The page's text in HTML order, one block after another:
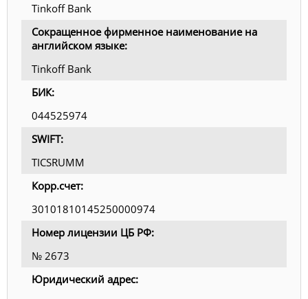
Tinkoff Bank
Сокращенное фирменное наименование на
английском языке:
Tinkoff Bank
БИК:
044525974
SWIFT:
TICSRUMM
Корр.счет:
30101810145250000974
Номер лицензии ЦБ РФ:
№ 2673
Юридический адрес: